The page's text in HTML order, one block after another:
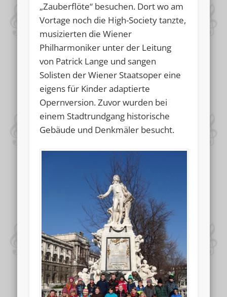
„Zauberflöte“ besuchen. Dort wo am
Vortage noch die High-Society tanzte,
musizierten die Wiener
Philharmoniker unter der Leitung
von Patrick Lange und sangen
Solisten der Wiener Staatsoper eine
eigens für Kinder adaptierte
Opernversion. Zuvor wurden bei
einem Stadtrundgang historische
Gebäude und Denkmäler besucht.